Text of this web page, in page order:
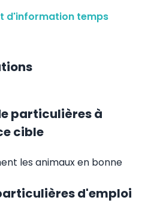
d'information temps
particulières à
cible
les animaux en bonne
d'emploi